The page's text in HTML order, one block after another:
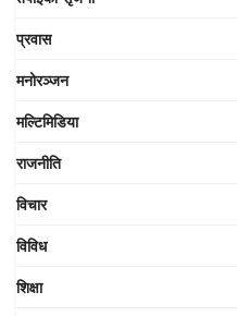
प्रवास
मनोरञ्जन
मल्टिमिडिया
राजनीति
विचार
विविध
शिक्षा